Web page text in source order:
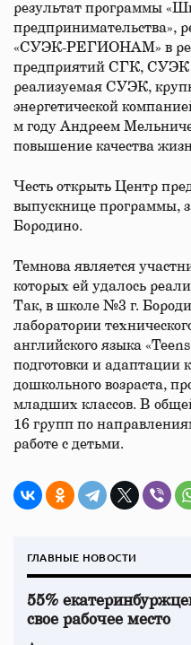
результат программы
предпринимательства»,
«СУЭК-РЕГИОНАМ» в
предприятий СГК,
реализуемая СУЭК,
энергетической
м году Андреем
повышение качества
Честь открыть Центр
выпускнице программы,
Бородино.
Темнова является
которых ей удалось
Так, в школе №3 г.
лаборатории
английского языка
подготовки и адаптации
дошкольного возраста,
младших классов. В
16 групп по
работе с детьми.
ГЛАВНЫЕ НОВОСТИ
55%
свое рабочее место